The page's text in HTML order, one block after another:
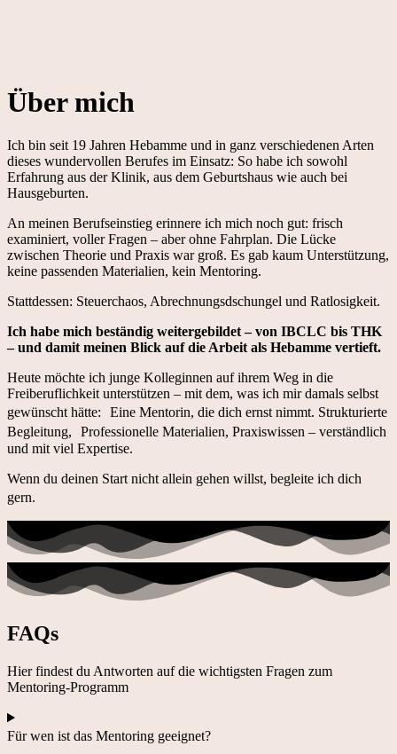
Über mich
Ich bin seit 19 Jahren Hebamme und in ganz verschiedenen Arten
dieses wundervollen Berufes im Einsatz: So habe ich sowohl
Erfahrung aus der Klinik, aus dem Geburtshaus wie auch bei
Hausgeburten.
An meinen Berufseinstieg erinnere ich mich noch gut: frisch
examiniert, voller Fragen – aber ohne Fahrplan. Die Lücke
zwischen Theorie und Praxis war groß. Es gab kaum Unterstützung,
keine passenden Materialien, kein Mentoring.
Stattdessen: Steuerchaos, Abrechnungsdschungel und Ratlosigkeit.
Ich habe mich beständig weitergebildet – von IBCLC bis THK
– und damit meinen Blick auf die Arbeit als Hebamme vertieft.
Heute möchte ich junge Kolleginnen auf ihrem Weg in die
Freiberuflichkeit unterstützen – mit dem, was ich mir damals selbst
gewünscht hätte: Eine Mentorin, die dich ernst nimmt. Strukturierte
Begleitung, Professionelle Materialien, Praxiswissen – verständlich
und mit viel Expertise.
Wenn du deinen Start nicht allein gehen willst, begleite ich dich
gern.
FAQs
Hier findest du Antworten auf die wichtigsten Fragen zum
Mentoring-Programm
Für wen ist das Mentoring geeignet?